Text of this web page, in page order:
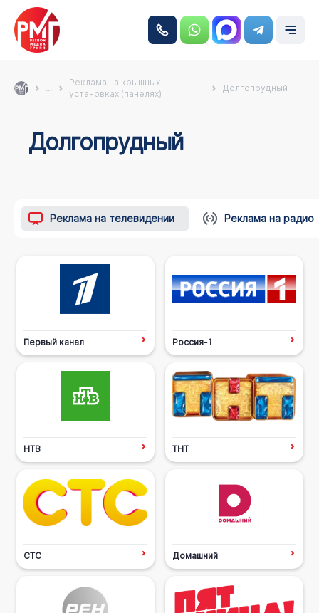
...
Реклама на крышных
установках (панелях)
Долгопрудный
Долгопрудный
Реклама на телевидении Реклама на радио
Первый канал Россия-1
НТВ ТНТ
СТС Домашний